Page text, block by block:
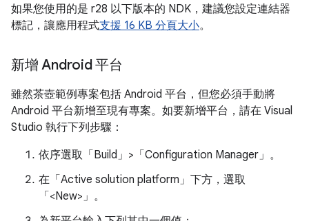
如果您使用的是 r28 以下版本的 NDK，建議您設定連結器
標記，讓應用程式支援 16 KB 分頁大小。
新增 Android 平台
雖然茶壺範例專案包括 Android 平台，但您必須手動將
Android 平台新增至現有專案。如要新增平台，請在 Visual
Studio 執行下列步驟：
依序選取「Build」>「Configuration Manager」 。
在「Active solution platform」 下方，選取
「<New>」 。